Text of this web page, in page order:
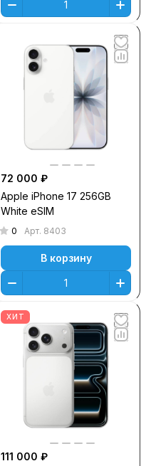
72 000 ₽
Apple iPhone 17 256GB
White eSIM
0 Арт. 8403
В корзину
ХИТ
111 000 ₽